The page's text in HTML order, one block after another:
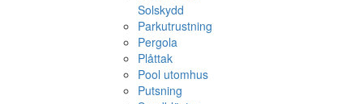
Solskydd
Parkutrustning
Pergola
Plåttak
Pool utomhus
Putsning